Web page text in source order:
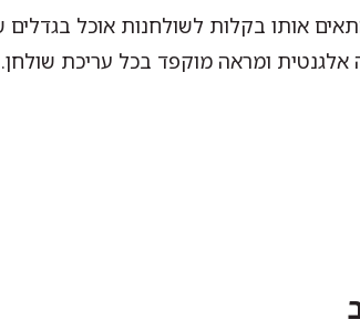
אותו בקלות לשולחנות אוכל בגדלים
ומראה מוקפד בכל עריכת שולחן.